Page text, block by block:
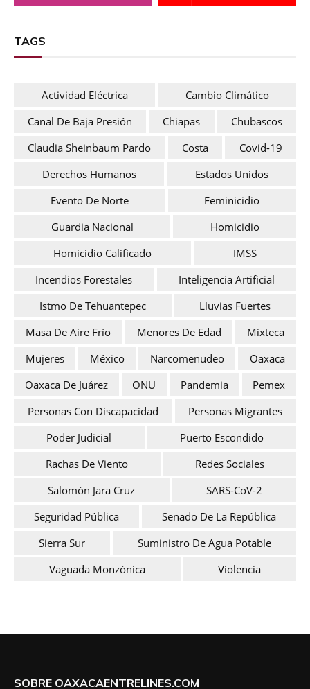
TAGS
Actividad Eléctrica
Cambio Climático
Canal De Baja Presión
Chiapas
Chubascos
Claudia Sheinbaum Pardo
Costa
Covid-19
Derechos Humanos
Estados Unidos
Evento De Norte
Feminicidio
Guardia Nacional
Homicidio
Homicidio Calificado
IMSS
Incendios Forestales
Inteligencia Artificial
Istmo De Tehuantepec
Lluvias Fuertes
Masa De Aire Frío
Menores De Edad
Mixteca
Mujeres
México Narcomenudeo
Oaxaca
Oaxaca De Juárez
ONU Pandemia
Pemex
Personas Con Discapacidad
Personas Migrantes
Poder Judicial
Puerto Escondido
Rachas De Viento
Redes Sociales
Salomón Jara Cruz
SARS-CoV-2
Seguridad Pública
Senado De La República
Sierra Sur
Suministro De Agua Potable
Vaguada Monzónica
Violencia
SOBRE OAXACAENTRELINES.COM